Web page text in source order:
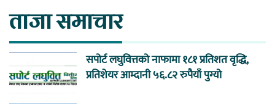
ताजा समाचार
सपोर्ट लघुवित्तको नाफामा १८१ प्रतिशत वृद्धि,
प्रतिशेयर आम्दानी ५६.८२ रुपैयाँ पुग्यो